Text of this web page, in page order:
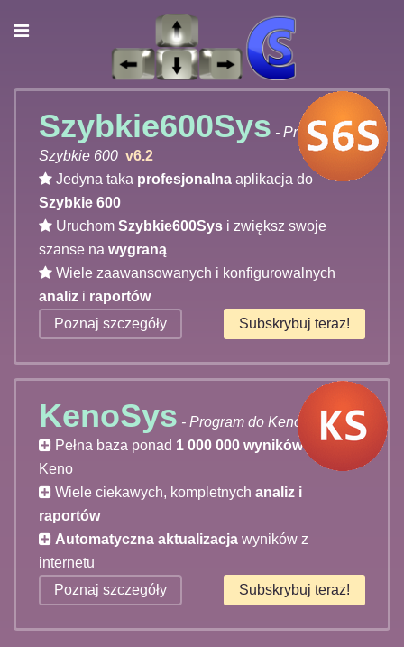
Szybkie600Sys - Program do
Szybkie 600 v6.2
Jedyna taka profesjonalna aplikacja do
Szybkie 600
Uruchom Szybkie600Sys i zwiększ swoje
szanse na wygraną
Wiele zaawansowanych i konfigurowalnych
analiz i raportów
Poznaj szczegóły
Subskrybuj teraz!
KenoSys - Program do Keno
v12.6
Pełna baza ponad 1 000 000 wynikówlosowań
Keno
Wiele ciekawych, kompletnych analiz i
raportów
Automatyczna aktualizacja wyników z
internetu
Poznaj szczegóły
Subskrybuj teraz!